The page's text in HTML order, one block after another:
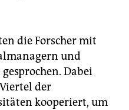
die Forscher mit
und
Dabei
der
kooperiert, um